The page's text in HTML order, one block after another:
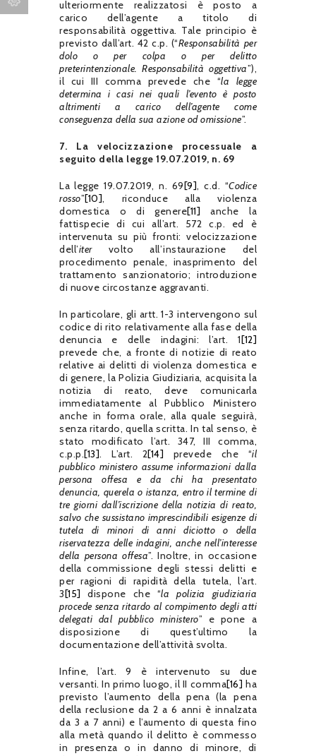
ulteriormente realizzatosi è posto a
carico dell’agente a titolo di
responsabilità oggettiva. Tale principio è
previsto dall’art. 42 c.p. (“Responsabilità per
dolo o per colpa o per delitto
preterintenzionale. Responsabilità oggettiva”),
il cui III comma prevede che “la legge
determina i casi nei quali l’evento è posto
altrimenti a carico dell’agente come
conseguenza della sua azione od omissione”.
7. La velocizzazione processuale a
seguito della legge 19.07.2019, n. 69
La legge 19.07.2019, n. 69[9], c.d. “Codice
rosso”[10], riconduce alla violenza
domestica o di genere[11] anche la
fattispecie di cui all’art. 572 c.p. ed è
intervenuta su più fronti: velocizzazione
dell’itervolto all’instaurazione del
procedimento penale, inasprimento del
trattamento sanzionatorio; introduzione
di nuove circostanze aggravanti.
In particolare, gli artt. 1-3 intervengono sul
codice di rito relativamente alla fase della
denuncia e delle indagini: l’art. 1[12]
prevede che, a fronte di notizie di reato
relative ai delitti di violenza domestica e
di genere, la Polizia Giudiziaria, acquisita la
notizia di reato, deve comunicarla
immediatamente al Pubblico Ministero
anche in forma orale, alla quale seguirà,
senza ritardo, quella scritta. In tal senso, è
stato modificato l’art. 347, III comma,
c.p.p.[13]. L’art. 2[14] prevede che “il
pubblico ministero assume informazioni dalla
persona offesa e da chi ha presentato
denuncia, querela o istanza, entro il termine di
tre giorni dall’iscrizione della notizia di reato,
salvo che sussistano imprescindibili esigenze di
tutela di minori di anni diciotto o della
riservatezza delle indagini, anche nell’interesse
della persona offesa”. Inoltre, in occasione
della commissione degli stessi delitti e
per ragioni di rapidità della tutela, l’art.
3[15] dispone che “la polizia giudiziaria
procede senza ritardo al compimento degli atti
delegati dal pubblico ministero” e pone a
disposizione di quest’ultimo la
documentazione dell’attività svolta.
Infine, l’art. 9 è intervenuto su due
versanti. In primo luogo, il II comma[16] ha
previsto l’aumento della pena (la pena
della reclusione da 2 a 6 anni è innalzata
da 3 a 7 anni) e l’aumento di questa fino
alla metà quando il delitto è commesso
in presenza o in danno di minore, di